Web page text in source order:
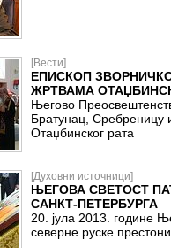
[Вести]
ЕПИСКОП
ЖРТВАМА
Његово
Братунац, Сребреницу
Отаџбинског рата
[Духовни источници]
ЊЕГОВА СВЕТОСТ
САНКТ-ПЕТЕРБУРГА
20. јула 2013. године
северне руске